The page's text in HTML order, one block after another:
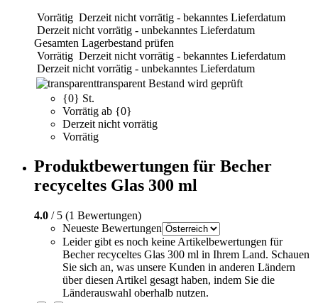
Vorrätig Derzeit nicht vorrätig - bekanntes Lieferdatum
Derzeit nicht vorrätig - unbekanntes Lieferdatum
Gesamten Lagerbestand prüfen
Vorrätig Derzeit nicht vorrätig - bekanntes Lieferdatum
Derzeit nicht vorrätig - unbekanntes Lieferdatum
transparent Bestand wird geprüft
{0} St.
Vorrätig ab {0}
Derzeit nicht vorrätig
Vorrätig
Produktbewertungen für Becher
recyceltes Glas 300 ml
4.0 / 5 (1 Bewertungen)
Neueste Bewertungen
Leider gibt es noch keine Artikelbewertungen für
Becher recyceltes Glas 300 ml in Ihrem Land. Schauen
Sie sich an, was unsere Kunden in anderen Ländern
über diesen Artikel gesagt haben, indem Sie die
Länderauswahl oberhalb nutzen.